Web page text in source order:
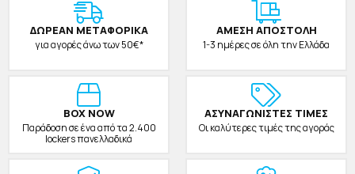
ΔΩΡΕAΝ ΜΕΤΑΦΟΡΙΚΑ
για αγορές άνω των 50€*
ΑΜΕΣΗ ΑΠΟΣΤΟΛΗ
1-3 ημέρες σε όλη την Ελλάδα
BOX NOW
Παράδοση σε ένα από τα 2.400
lockers πανελλαδικά
ΑΣΥΝΑΓΩΝΙΣΤΕΣ ΤΙΜΕΣ
Οι καλύτερες τιμές της αγοράς